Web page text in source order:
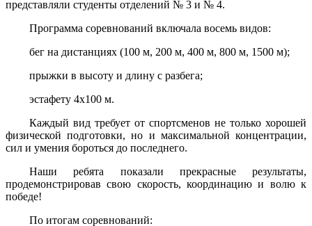
представляли студенты отделений № 3 и № 4.
Программа соревнований включала восемь видов:
бег на дистанциях (100 м, 200 м, 400 м, 800 м, 1500 м);
прыжки в высоту и длину с разбега;
эстафету 4х100 м.
Каждый вид требует от спортсменов не только хорошей
физической подготовки, но и максимальной концентрации,
сил и умения бороться до последнего.
Наши ребята показали прекрасные результаты,
продемонстрировав свою скорость, координацию и волю к
победе!
По итогам соревнований: